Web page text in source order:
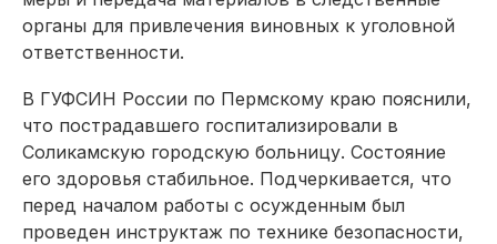
органы для привлечения виновных к уголовной
ответственности.
В ГУФСИН России по Пермскому краю пояснили,
что пострадавшего госпитализировали в
Соликамскую городскую больницу. Состояние
его здоровья стабильное. Подчеркивается, что
перед началом работы с осужденным был
проведен инструктаж по технике безопасности,